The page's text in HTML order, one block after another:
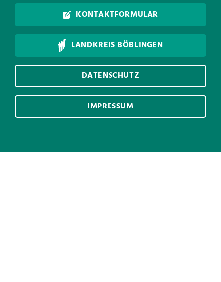
KONTAKTFORMULAR
LANDKREIS BÖBLINGEN
DATENSCHUTZ
IMPRESSUM